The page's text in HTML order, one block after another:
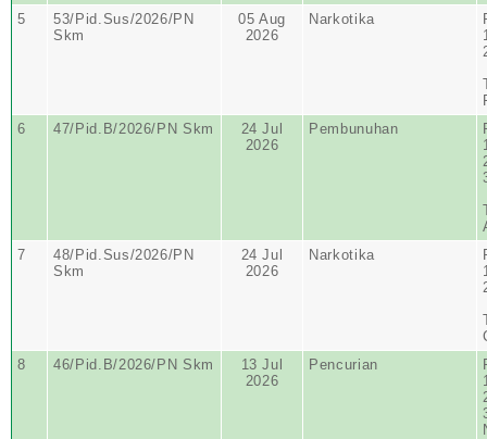
5
53/Pid.Sus/2026/PN
Skm
05 Aug
2026
Narkotika
6
47/Pid.B/2026/PN Skm
24 Jul
2026
Pembunuhan
7
48/Pid.Sus/2026/PN
Skm
24 Jul
2026
Narkotika
8
46/Pid.B/2026/PN Skm
13 Jul
2026
Pencurian